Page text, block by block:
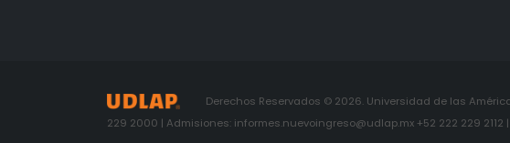
Derechos Reservados © 2026. Universidad de las
229 2000 | Admisiones: informes.nuevoingreso@udlap.mx +52 222 229 2112